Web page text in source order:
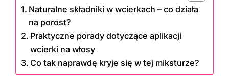
Naturalne składniki w wcierkach – co działa
na porost?
Praktyczne porady dotyczące aplikacji
wcierki na włosy
Co tak naprawdę kryje się w tej miksturze?